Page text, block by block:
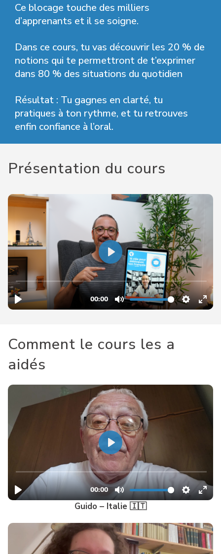
Ce blocage touche des milliers
d’apprenants et il se soigne.
Dans ce cours, tu vas découvrir les 20 % de
notions qui te permettront de t’exprimer
dans 80 % des situations du quotidien
Résultat : Tu gagnes en clarté, tu
pratiques à ton rythme, et tu retrouves
enfin confiance à l’oral.
Présentation du cours
Comment le cours les a
aidés
Guido – Italie 🇮🇹